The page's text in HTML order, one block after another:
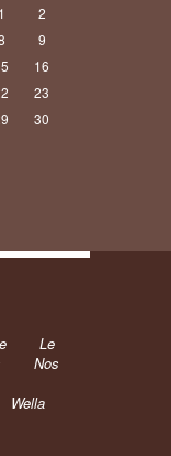
1
2
9
16
23
30
Le
Nos
Wella